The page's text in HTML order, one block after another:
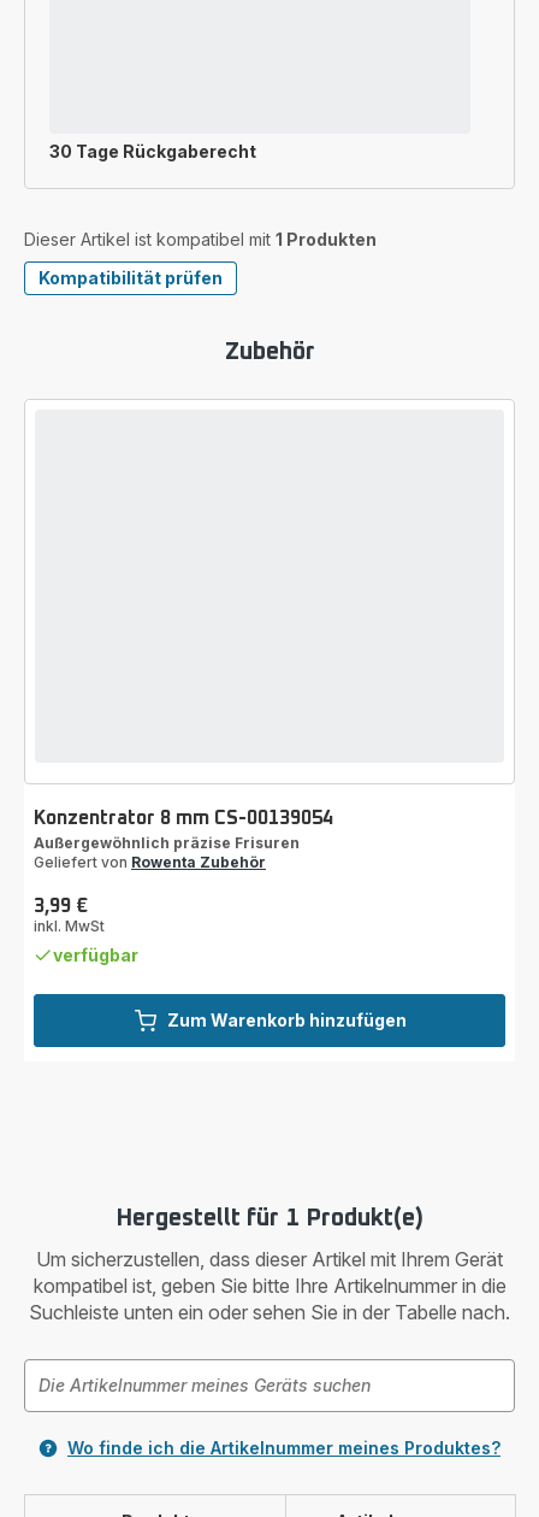
30 Tage Rückgaberecht
Dieser Artikel ist kompatibel mit 1 Produkten
Kompatibilität prüfen
Zubehör
Zum Warenkorb hinzufügen
Konzentrator 8 mm CS-00139054
Außergewöhnlich präzise Frisuren
Geliefert von Rowenta Zubehör
Preis
3,99 €
inkl. MwSt
verfügbar
Hergestellt für 1 Produkt(e)
Um sicherzustellen, dass dieser Artikel mit Ihrem Gerät
kompatibel ist, geben Sie bitte Ihre Artikelnummer in die
Suchleiste unten ein oder sehen Sie in der Tabelle nach.
Wo finde ich die Artikelnummer meines Produktes?